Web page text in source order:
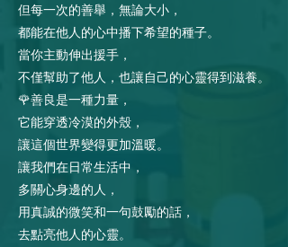
但每一次的善舉，無論大小，
都能在他人的心中播下希望的種子。
當你主動伸出援手，
不僅幫助了他人，也讓自己的心靈得到滋養。
🌹善良是一種力量，
它能穿透冷漠的外殼，
讓這個世界變得更加溫暖。
讓我們在日常生活中，
多關心身邊的人，
用真誠的微笑和一句鼓勵的話，
去點亮他人的心靈。